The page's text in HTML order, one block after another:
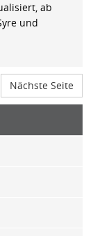
ab
und
Nächste Seite